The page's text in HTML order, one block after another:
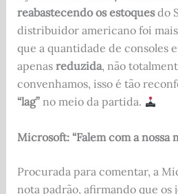
reabastecendo os estoquesdo
distribuidor americano foi
que a quantidade de consoles
apenas reduzida, não
convenhamos, isso é tão
“lag”no meio da partida.
Microsoft: “Falem com a nossa
Procurada para comentar, a
nota padrão, afirmando que os